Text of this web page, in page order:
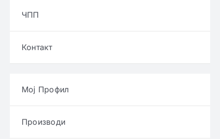
ЧПП
Контакт
Мој Профил
Производи